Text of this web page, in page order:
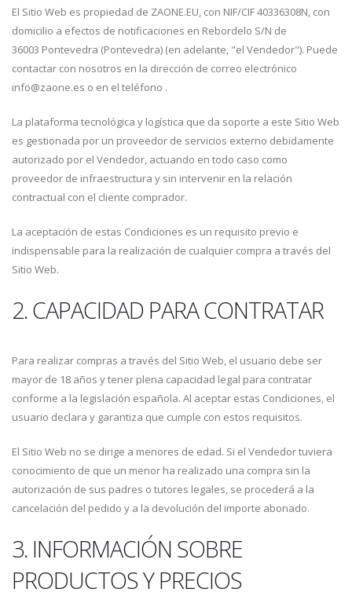
El Sitio Web es propiedad de ZAONE.EU, con NIF/CIF 40336308N, con
domicilio a efectos de notificaciones en Rebordelo S/N de
36003 Pontevedra (Pontevedra) (en adelante, "el Vendedor"). Puede
contactar con nosotros en la dirección de correo electrónico
info@zaone.es o en el teléfono .
La plataforma tecnológica y logística que da soporte a este Sitio Web
es gestionada por un proveedor de servicios externo debidamente
autorizado por el Vendedor, actuando en todo caso como
proveedor de infraestructura y sin intervenir en la relación
contractual con el cliente comprador.
La aceptación de estas Condiciones es un requisito previo e
indispensable para la realización de cualquier compra a través del
Sitio Web.
2. CAPACIDAD PARA CONTRATAR
Para realizar compras a través del Sitio Web, el usuario debe ser
mayor de 18 años y tener plena capacidad legal para contratar
conforme a la legislación española. Al aceptar estas Condiciones, el
usuario declara y garantiza que cumple con estos requisitos.
El Sitio Web no se dirige a menores de edad. Si el Vendedor tuviera
conocimiento de que un menor ha realizado una compra sin la
autorización de sus padres o tutores legales, se procederá a la
cancelación del pedido y a la devolución del importe abonado.
3. INFORMACIÓN SOBRE
PRODUCTOS Y PRECIOS